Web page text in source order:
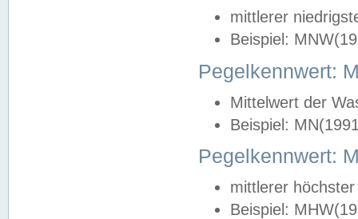
mittlerer
Beispiel:
Pegelkennwert:
Mittelwert der
Beispiel:
Pegelkennwert:
mittlerer
Beispiel: